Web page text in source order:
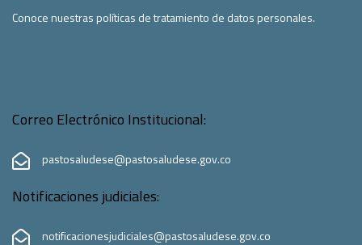
Conoce nuestras políticas de tratamiento de datos personales.
Correo Electrónico Institucional:
pastosaludese@pastosaludese.gov.co
Notificaciones judiciales:
notificacionesjudiciales@pastosaludese.gov.co